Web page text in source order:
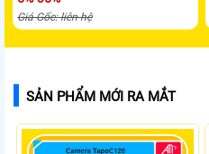
Giá Gốc: liên hệ
SẢN PHẨM MỚI RA MẮT